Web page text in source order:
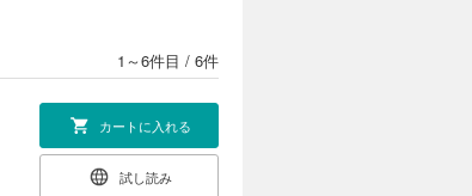
1～6件目 / 6件
カートに入れる
試し読み